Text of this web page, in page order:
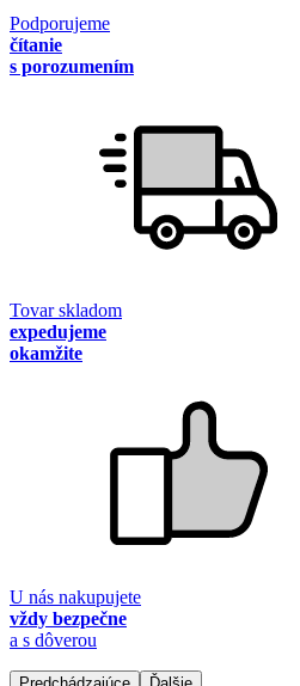
Podporujeme
čítanie
s porozumením
Tovar skladom
expedujeme
okamžite
U nás nakupujete
vždy bezpečne
a s dôverou